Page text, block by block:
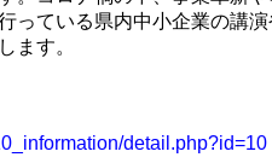
っている県内中小企業の講
ます。
detail.php?id=10